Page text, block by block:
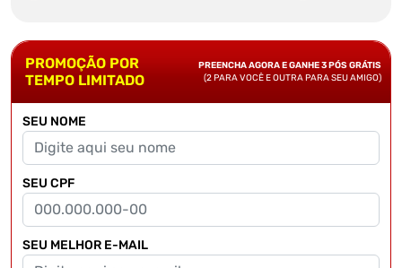
PROMOÇÃO POR
TEMPO LIMITADO
PREENCHA AGORA E GANHE 3 PÓS GRÁTIS
(2 PARA VOCÊ E OUTRA PARA SEU AMIGO)
SEU NOME
SEU CPF
SEU MELHOR E-MAIL